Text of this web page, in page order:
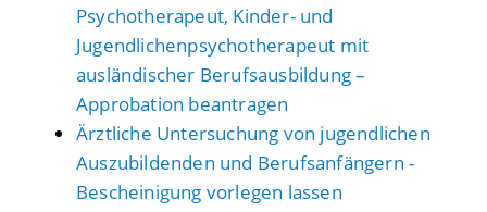
Psychotherapeut, Kinder- und
Jugendlichenpsychotherapeut mit
ausländischer Berufsausbildung –
Approbation beantragen
Ärztliche Untersuchung von jugendlichen
Auszubildenden und Berufsanfängern -
Bescheinigung vorlegen lassen